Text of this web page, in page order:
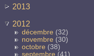
2013
2012
décembre (32)
novembre (30)
octobre (38)
septembre (41)